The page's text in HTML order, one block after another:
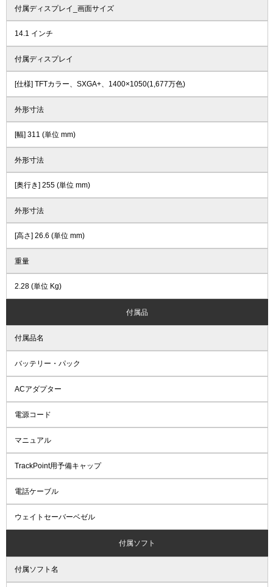
付属ディスプレイ_画面サイズ
14.1 インチ
付属ディスプレイ
[仕様] TFTカラー、SXGA+、1400×1050(1,677万色)
外形寸法
[幅] 311 (単位 mm)
外形寸法
[奥行き] 255 (単位 mm)
外形寸法
[高さ] 26.6 (単位 mm)
重量
2.28 (単位 Kg)
付属品
付属品名
バッテリー・パック
ACアダプター
電源コード
マニュアル
TrackPoint用予備キャップ
電話ケーブル
ウェイトセーバーベゼル
付属ソフト
付属ソフト名